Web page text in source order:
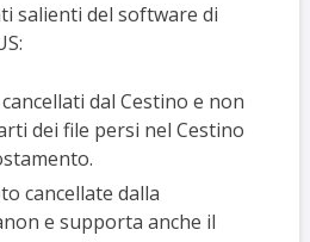
salienti del software di
dal Cestino e non
dei file persi nel Cestino
cancellate dalla
e supporta anche il